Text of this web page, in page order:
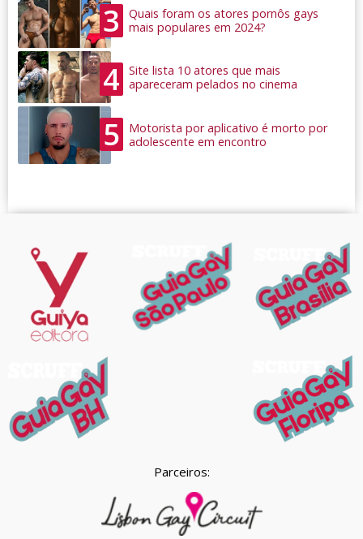
3
Quais foram os atores pornôs gays
mais populares em 2024?
4
Site lista 10 atores que mais
apareceram pelados no cinema
5
Motorista por aplicativo é morto por
adolescente em encontro
Parceiros: